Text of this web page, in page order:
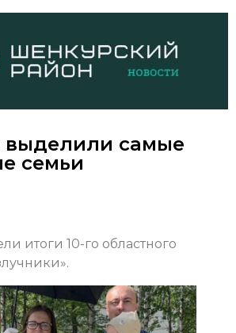
выделили самые
семьи
итоги 10-го областного